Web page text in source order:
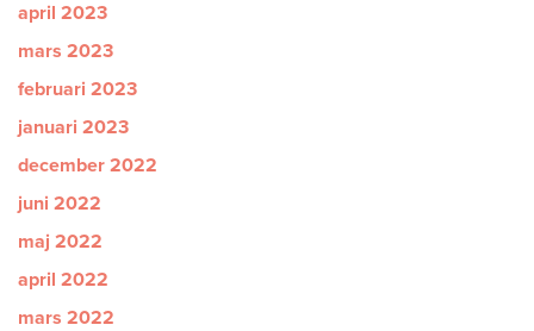
april 2023
mars 2023
februari 2023
januari 2023
december 2022
juni 2022
maj 2022
april 2022
mars 2022